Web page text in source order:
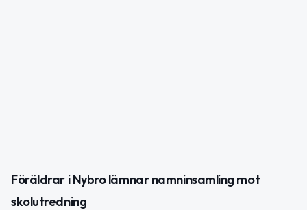
Föräldrar i Nybro lämnar namninsamling mot
skolutredning